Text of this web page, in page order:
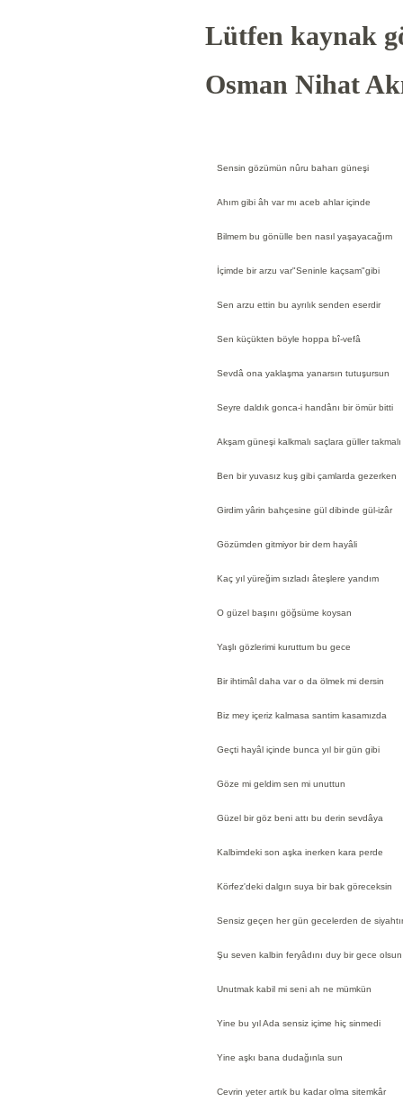
Lütfen kaynak
Osman Nihat
Sensin gözümün nûru baharı güneşi
Ahım gibi âh var mı aceb ahlar içinde
Bilmem bu gönülle ben nasıl yaşayacağım
İçimde bir arzu var"Seninle kaçsam"gibi
Sen arzu ettin bu ayrılık senden eserdir
Sen küçükten böyle hoppa bî-vefâ
Sevdâ ona yaklaşma yanarsın tutuşursun
Seyre daldık gonca-i handânı bir ömür bitti
Akşam güneşi kalkmalı saçlara güller takmalı
Ben bir yuvasız kuş gibi çamlarda gezerken
Girdim yârin bahçesine gül dibinde gül-izâr
Gözümden gitmiyor bir dem hayâli
Kaç yıl yüreğim sızladı âteşlere yandım
O güzel başını göğsüme koysan
Yaşlı gözlerimi kuruttum bu gece
Bir ihtimâl daha var o da ölmek mi dersin
Biz mey içeriz kalmasa santim kasamızda
Geçti hayâl içinde bunca yıl bir gün gibi
Göze mi geldim sen mi unuttun
Güzel bir göz beni attı bu derin sevdâya
Kalbimdeki son aşka inerken kara perde
Körfez'deki dalgın suya bir bak göreceksin
Sensiz geçen her gün gecelerden de siyahtır
Şu seven kalbin feryâdını duy bir gece olsun
Unutmak kabil mi seni ah ne mümkün
Yine bu yıl Ada sensiz içime hiç sinmedi
Yine aşkı bana dudağınla sun
Cevrin yeter artık bu kadar olma sitemkâr